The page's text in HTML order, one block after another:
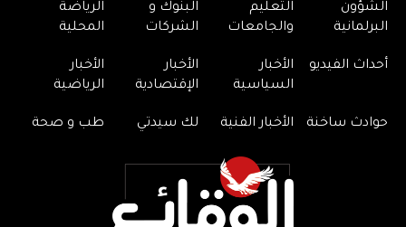
الشؤون
البرلمانية
التعليم
والجامعات
البنوك و
الشركات
الرياضة
المحلية
أحداث الفيديو
الأخبار
السياسية
الأخبار
الإقتصادية
الأخبار
الرياضية
حوادث ساخنة الأخبار الفنية لك سيدتي طب و صحة